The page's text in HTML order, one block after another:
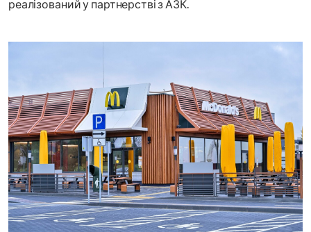
реалізований у партнерстві з АЗК.